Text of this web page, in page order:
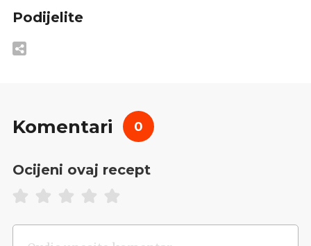
Podijelite
Komentari 0
Ocijeni ovaj recept